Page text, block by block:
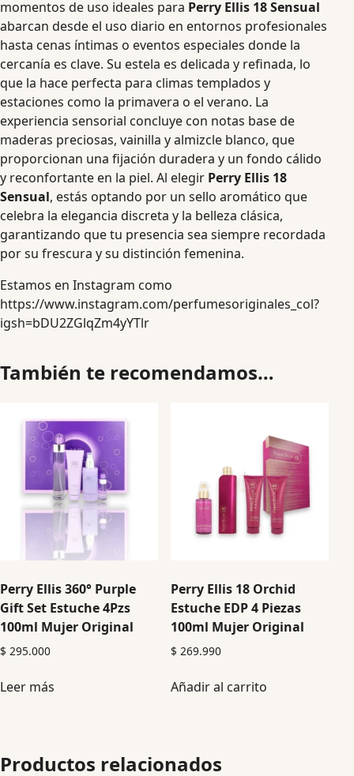
momentos de uso ideales para Perry Ellis 18 Sensual
abarcan desde el uso diario en entornos profesionales
hasta cenas íntimas o eventos especiales donde la
cercanía es clave. Su estela es delicada y refinada, lo
que la hace perfecta para climas templados y
estaciones como la primavera o el verano. La
experiencia sensorial concluye con notas base de
maderas preciosas, vainilla y almizcle blanco, que
proporcionan una fijación duradera y un fondo cálido
y reconfortante en la piel. Al elegir Perry Ellis 18
Sensual, estás optando por un sello aromático que
celebra la elegancia discreta y la belleza clásica,
garantizando que tu presencia sea siempre recordada
por su frescura y su distinción femenina.
Estamos en Instagram como
https://www.instagram.com/perfumesoriginales_col?
igsh=bDU2ZGlqZm4yYTlr
También te recomendamos…
Perry Ellis 360° Purple
Gift Set Estuche 4Pzs
100ml Mujer Original
$ 295.000
Leer más
Perry Ellis 18 Orchid
Estuche EDP 4 Piezas
100ml Mujer Original
$ 269.990
Añadir al carrito
Productos relacionados